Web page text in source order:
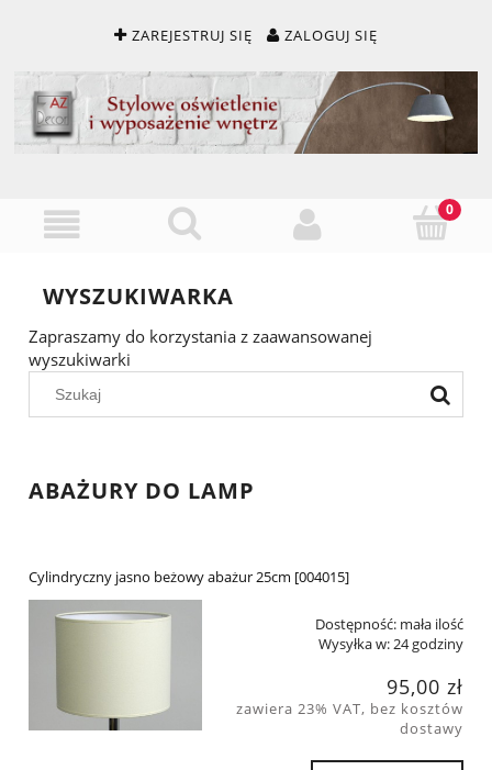
ZAREJESTRUJ SIĘ ZALOGUJ SIĘ
WYSZUKIWARKA
Zapraszamy do korzystania z zaawansowanej
wyszukiwarki
ABAŻURY DO LAMP
Cylindryczny jasno beżowy abażur 25cm [004015]
Dostępność: mała ilość
Wysyłka w:24 godziny
95,00 zł
zawiera 23% VAT, bez kosztów
dostawy